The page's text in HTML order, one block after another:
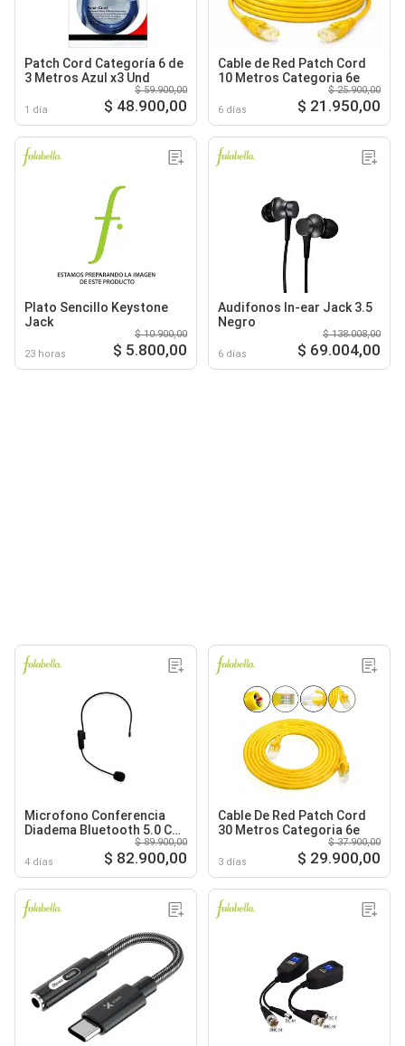
Patch Cord Categoría 6 de
3 Metros Azul x3 Und
1 día
$ 59.900,00
$ 48.900,00
Cable de Red Patch Cord
10 Metros Categoria 6e
6 días
$ 25.900,00
$ 21.950,00
Plato Sencillo Keystone
Jack
23 horas
$ 10.900,00
$ 5.800,00
Audifonos In-ear Jack 3.5
Negro
6 días
$ 138.008,00
$ 69.004,00
Microfono Conferencia
Diadema Bluetooth 5.0 Con
Adaptador Jack 3.5
4 días
$ 89.900,00
$ 82.900,00
Cable De Red Patch Cord
30 Metros Categoria 6e
3 días
$ 37.900,00
$ 29.900,00